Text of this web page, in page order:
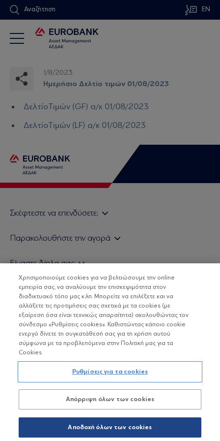
Αναζήτηση EN
1/8/2023
Ημερήσιο Δελτίο τιμών 01/08/2023
ΔελτίοΤιμών (GF) α/κ 01/08/2023
ΔελτίοΤιμών (LF) α/κ 01/08/2023
Σκέφτεστε να επενδύσετε;
Τιμολογιακή Πολιτική
Δείτε τις πολιτικές μας
Βασικές Γνώσεις
Παρακολουθήστε την αγορά
Τα νέα μας
Χρήσιμοι σύνδεσμοι
Είμαστε δίπλα σας
H Eurobank Asset Management ΑΕΔΑΚ
Επενδυτική φιλοσοφία ESG
Πιστοποιημένα στελέχη και συνεργάτες
Αποστολή Βιογραφικών
ΟΙ ΟΣΕΚΑ ΔΕΝ ΕΧΟΥΝ ΕΓΓΥΗΜΕΝΗ ΑΠΟΔΟΣΗ ΚΑΙ ΟΙ
ΠΡΟΗΓΟΥΜΕΝΕΣ ΑΠΟΔΟΣΕΙΣ ΔΕΝ ΔΙΑΣΦΑΛΙΖΟΥΝ ΤΙΣ
ΜΕΛΛΟΝΤΙΚΕΣ
Copyright © Eurobank ΑΕΔΑΚ
Προστασία Προσωπικών Δεδομένων
Όροι χρήσης
Πολιτική cookies
Χρησιμοποιούμε cookies για να βελτιώσουμε την online
εμπειρία σας, να αναλύουμε την επισκεψιμότητα στον
διαδικτυακό τόπο μας κ.λπ. Μπορείτε να επιλέξετε και να
αλλάξετε τις προτιμήσεις σας σχετικά με τα cookies (με
εξαίρεση όσα είναι τεχνικώς απαραίτητα) ακολουθώντας τον
σύνδεσμο «Ρυθμίσεις cookies». Καθιστώντας κάποιο cookie
ενεργό δίνετε τη συγκατάθεσή σας για τη χρήση αυτού
σύμφωνα με τα προβλεπόμενα στην Πολιτική μας για τα
Cookies.
Ρυθμίσεις για τα cookies
Απόρριψη όλων των cookies
Αποδοχή όλων των cookies